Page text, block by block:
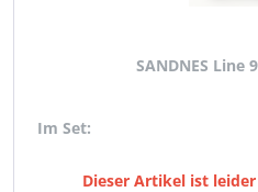
SANDNES Line
Im Set:
Dieser Artikel ist